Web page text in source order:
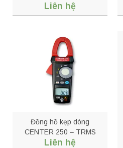
Liên hệ
Đồng hồ kẹp dòng
CENTER 250 – TRMS
Inrush Clamp Meter
Liên hệ